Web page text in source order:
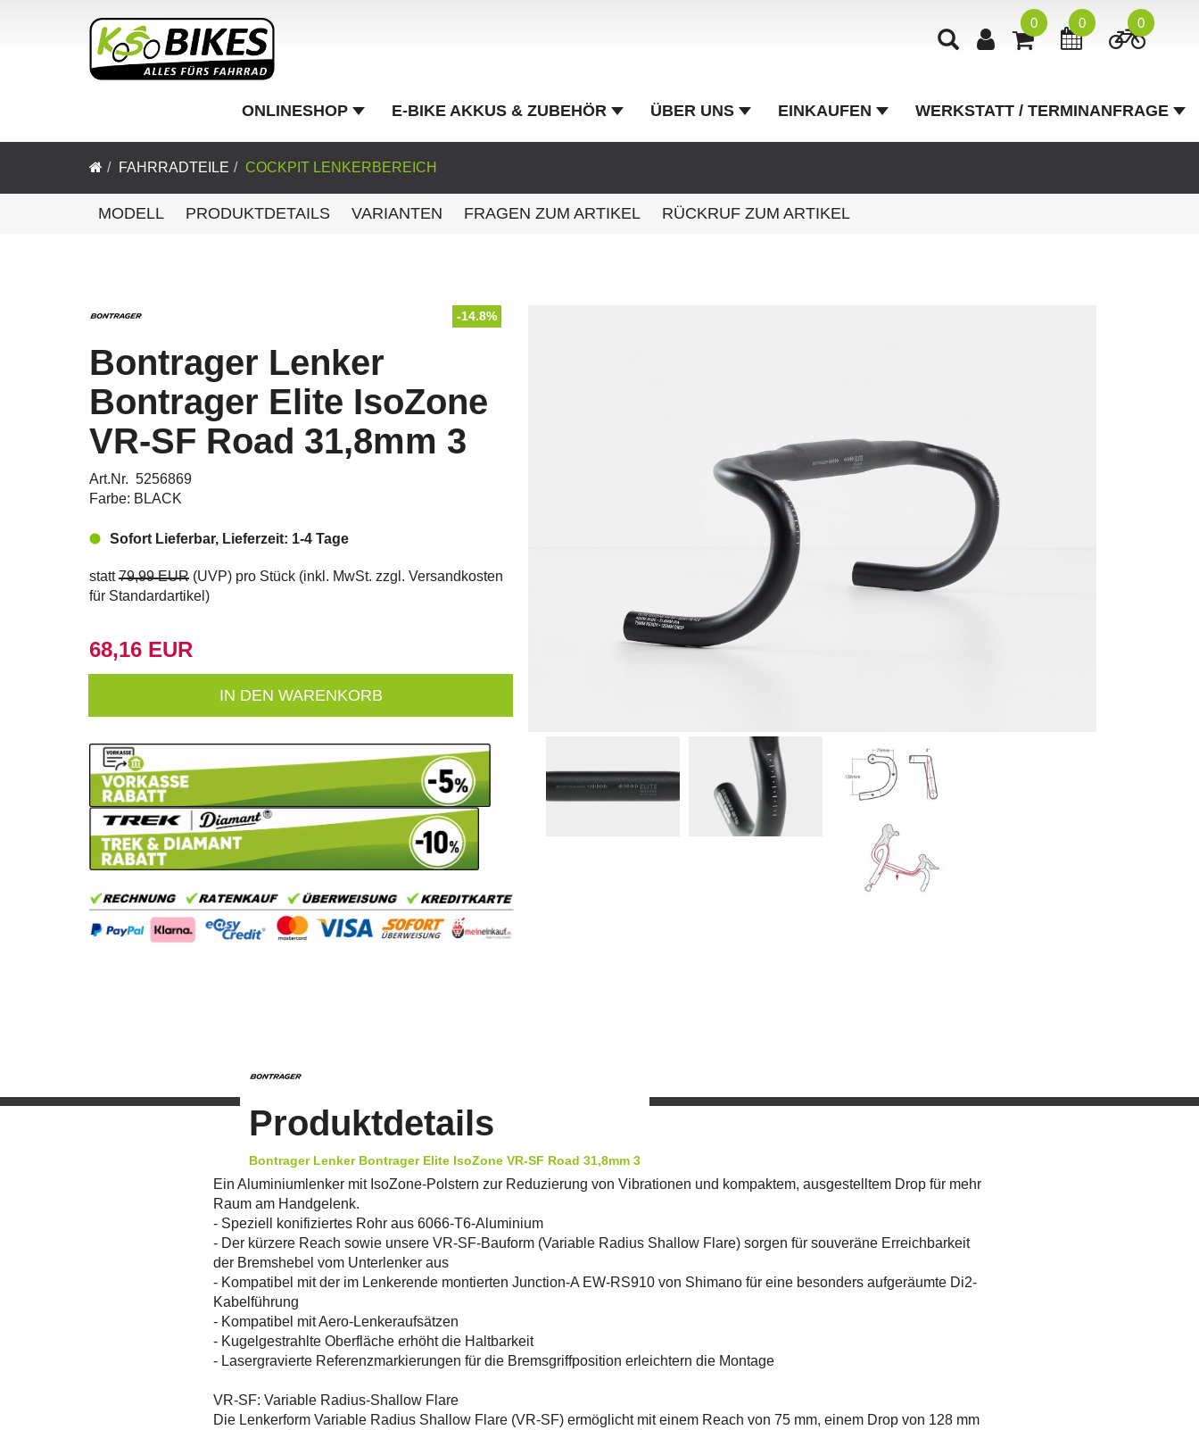
0 0 0
ONLINESHOP E-BIKE AKKUS & ZUBEHÖR ÜBER UNS EINKAUFEN WERKSTATT / TERMINANFRAGE
FAHRRADTEILE COCKPIT LENKERBEREICH
MODELL PRODUKTDETAILS VARIANTEN FRAGEN ZUM ARTIKEL RÜCKRUF ZUM ARTIKEL
-14.8%
Bontrager Lenker
Bontrager Elite IsoZone
VR-SF Road 31,8mm 3
Art.Nr. 5256869
Farbe: BLACK
Sofort Lieferbar, Lieferzeit: 1-4 Tage
statt79,99 EUR (UVP) pro Stück (inkl. MwSt. zzgl. Versandkosten
für Standardartikel )
68,16 EUR
IN DEN WARENKORB
Produktdetails
Bontrager Lenker Bontrager Elite IsoZone VR-SF Road 31,8mm 3
Ein Aluminiumlenker mit IsoZone-Polstern zur Reduzierung von Vibrationen und kompaktem, ausgestelltem Drop für mehr
Raum am Handgelenk.
- Speziell konifiziertes Rohr aus 6066-T6-Aluminium
- Der kürzere Reach sowie unsere VR-SF-Bauform (Variable Radius Shallow Flare) sorgen für souveräne Erreichbarkeit
der Bremshebel vom Unterlenker aus
- Kompatibel mit der im Lenkerende montierten Junction-A EW-RS910 von Shimano für eine besonders aufgeräumte Di2-
Kabelführung
- Kompatibel mit Aero-Lenkeraufsätzen
- Kugelgestrahlte Oberfläche erhöht die Haltbarkeit
- Lasergravierte Referenzmarkierungen für die Bremsgriffposition erleichtern die Montage
VR-SF: Variable Radius-Shallow Flare
Die Lenkerform Variable Radius Shallow Flare (VR-SF) ermöglicht mit einem Reach von 75 mm, einem Drop von 128 mm